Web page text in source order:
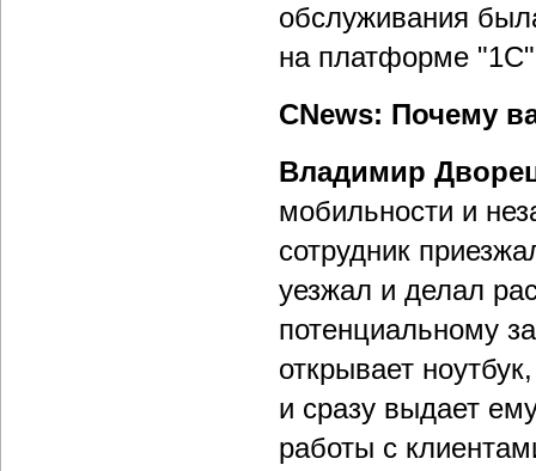
обслуживания
на платформе
CNews: Почему
Владимир
мобильности и
сотрудник
уезжал и делал
потенциальному
открывает
и сразу выдает
работы с